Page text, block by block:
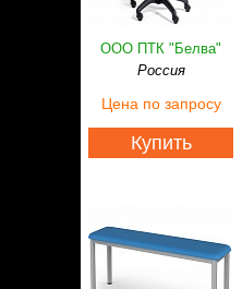
ООО ПТК "Белва"
Россия
Цена по запросу
Купить